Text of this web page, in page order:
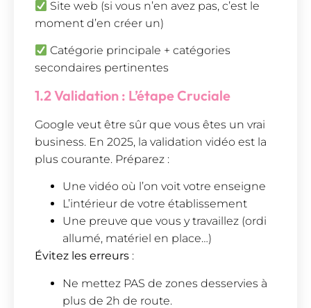
Site web (si vous n’en avez pas, c’est le
moment d’en créer un)
Catégorie principale + catégories
secondaires pertinentes
1.2 Validation : L’étape Cruciale
Google veut être sûr que vous êtes un vrai
business. En 2025, la validation vidéo est la
plus courante. Préparez :
Une vidéo où l’on voit votre enseigne
L’intérieur de votre établissement
Une preuve que vous y travaillez (ordi
allumé, matériel en place…)
Évitez les erreurs :
Ne mettez PAS de zones desservies à
plus de 2h de route.